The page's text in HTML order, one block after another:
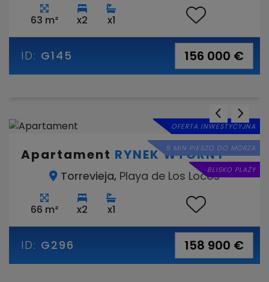
63 m² x2 x1
ID: G145 156 000 €
OFERTA INWESTYCYJNA
5 MIN PIESZO DO MORZA
BLISKO PLAŻY
Apartament RYNEK WTÓRNY
Torrevieja, Playa de Los Locos
66 m² x2 x1
ID: G296 158 900 €